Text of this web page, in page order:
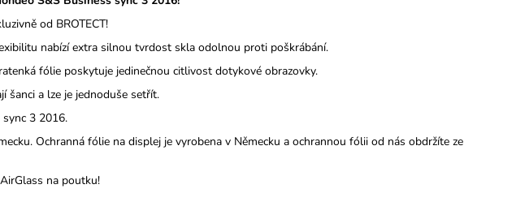
od BROTECT!
nabízí extra silnou tvrdost skla odolnou proti poškrábání.
fólie poskytuje jedinečnou citlivost dotykové obrazovky.
šanci a lze je jednoduše setřít.
3 2016.
Ochranná fólie na displej je vyrobena v Německu a ochrannou fólii od nás obdržíte ze
na poutku!